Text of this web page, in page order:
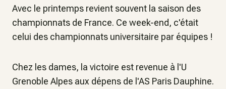
Avec le printemps revient souvent la saison des
championnats de France. Ce week-end, c'était
celui des championnats universitaire par équipes !
Chez les dames, la victoire est revenue à l'U
Grenoble Alpes aux dépens de l'AS Paris Dauphine.